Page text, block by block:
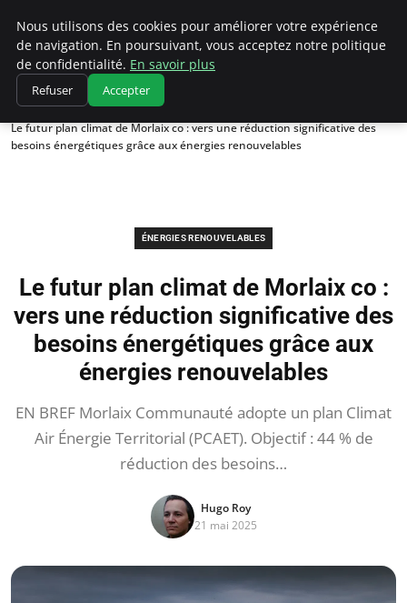
Climatedebtagents
Accueil
Énergies Renouvelables
Le futur plan climat de Morlaix co : vers une réduction significative des
besoins énergétiques grâce aux énergies renouvelables
ÉNERGIES RENOUVELABLES
Le futur plan climat de Morlaix co :
vers une réduction significative des
besoins énergétiques grâce aux
énergies renouvelables
EN BREF Morlaix Communauté adopte un plan Climat
Air Énergie Territorial (PCAET). Objectif : 44 % de
réduction des besoins…
Hugo Roy
21 mai 2025
Nous utilisons des cookies pour améliorer votre expérience
de navigation. En poursuivant, vous acceptez notre politique
de confidentialité. En savoir plus
Refuser Accepter